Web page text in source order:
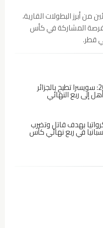
من أبرز البطولات القارية،
فرصة المشاركة في كأس
كأس العالم 2026: سويسرا تطيح بالجزائر
إلى ربع النهائي
بهدف قاتل وتضرب
في ربع نهائي كأس